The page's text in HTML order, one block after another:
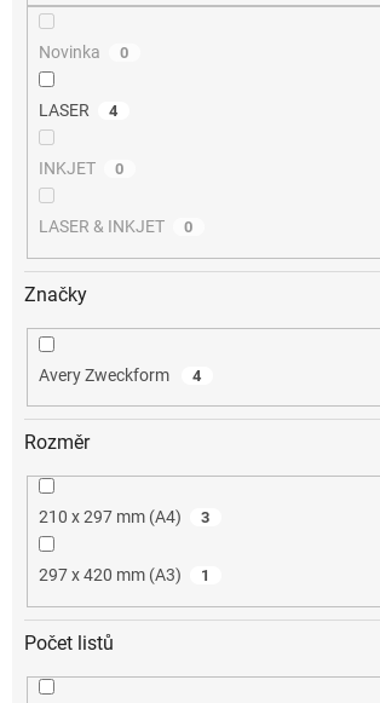
Novinka 0
LASER 4
INKJET 0
LASER & INKJET 0
Značky
Avery Zweckform 4
Rozměr
210 x 297 mm (A4) 3
297 x 420 mm (A3) 1
Počet listů